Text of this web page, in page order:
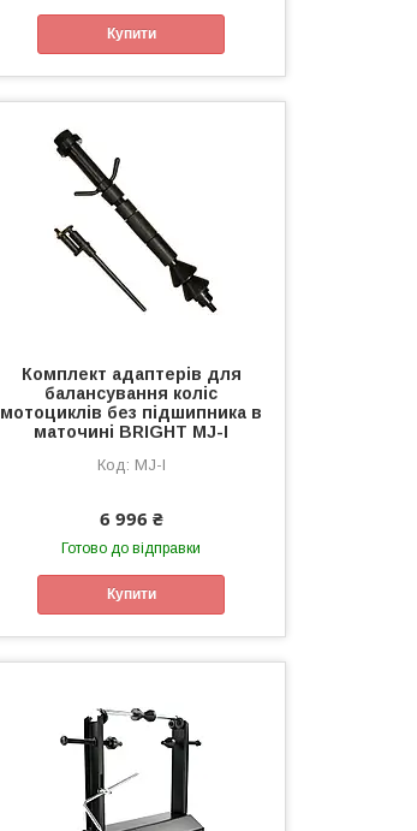
Купити
Комплект адаптерів для
балансування коліс
мотоциклів без підшипника в
маточині BRIGHT MJ-I
MJ-I
6 996 ₴
Готово до відправки
Купити